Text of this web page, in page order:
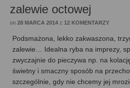
zalewie octowej
on 28 MARCA 2014 z 12 KOMENTARZY
Podsmażona, lekko zakwaszona,
zalewie… Idealna ryba na imprezy,
zwyczajnie do pieczywa np. na
świetny i smaczny sposób na
szczególnie, gdy nie chcemy jej